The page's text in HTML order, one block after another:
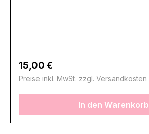
Regulärer Preis:
15,00 €
Preise inkl. MwSt. zzgl. Versandkosten
In den Warenkorb